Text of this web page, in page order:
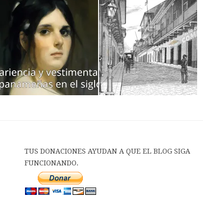
TUS DONACIONES AYUDAN A QUE EL BLOG SIGA
FUNCIONANDO.